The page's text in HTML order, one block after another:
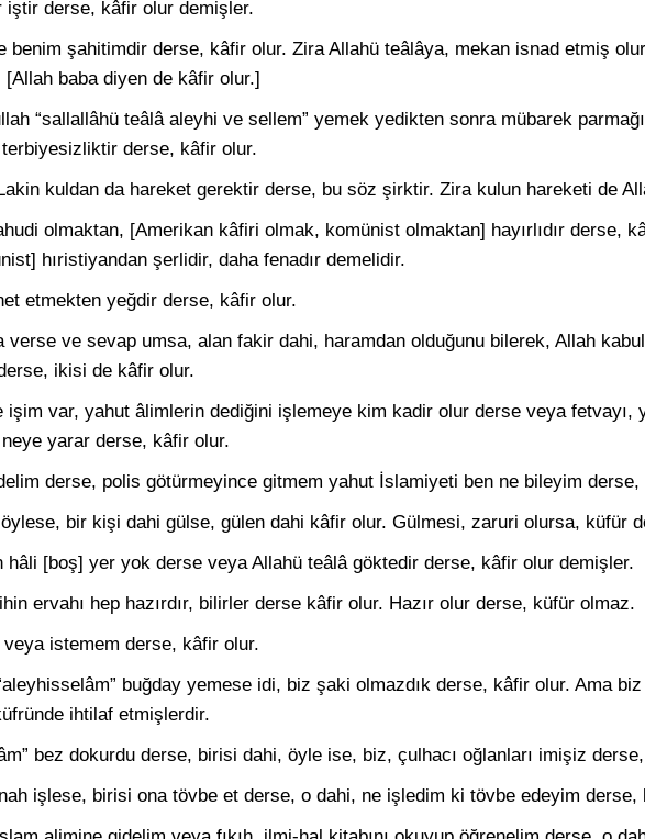
iştir derse, kâfir olur demişler.
benim şahitimdir derse, kâfir olur. Zira Allahü teâlâya, mekan isnad etmiş
[Allah baba diyen de kâfir olur.]
“sallallâhü teâlâ aleyhi ve sellem” yemek yedikten sonra mübarek
derse, kâfir olur.
kuldan da hareket gerektir derse, bu söz şirktir. Zira kulun hareketi de
olmaktan, [Amerikan kâfiri olmak, komünist olmaktan] hayırlıdır derse,
hıristiyandan şerlidir, daha fenadır demelidir.
etmekten yeğdir derse, kâfir olur.
verse ve sevap umsa, alan fakir dahi, haramdan olduğunu bilerek, Allah
ikisi de kâfir olur.
işim var, yahut âlimlerin dediğini işlemeye kim kadir olur derse veya fetvayı,
neye yarar derse, kâfir olur.
derse, polis götürmeyince gitmem yahut İslamiyeti ben ne bileyim
bir kişi dahi gülse, gülen dahi kâfir olur. Gülmesi, zaruri olursa, küfür
hâli [boş] yer yok derse veya Allahü teâlâ göktedir derse, kâfir olur demişler.
ervahı hep hazırdır, bilirler derse kâfir olur. Hazır olur derse, küfür olmaz.
istemem derse, kâfir olur.
buğday yemese idi, biz şaki olmazdık derse, kâfir olur. Ama
ihtilaf etmişlerdir.
bez dokurdu derse, birisi dahi, öyle ise, biz, çulhacı oğlanları imişiz
işlese, birisi ona tövbe et derse, o dahi, ne işledim ki tövbe edeyim derse,